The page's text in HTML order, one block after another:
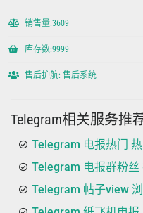
销售量:3609
库存数:9999
售后护航: 售后系统
Telegram相关服务推
Telegram 电报热门
Telegram 电报群粉
Telegram 帖子view